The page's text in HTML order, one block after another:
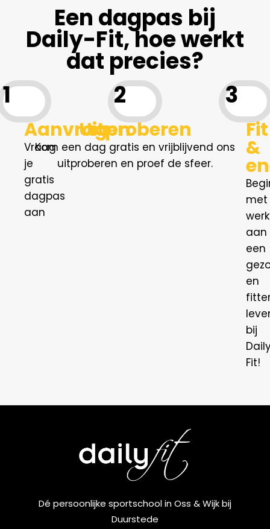
Een dagpas bij
Daily-Fit, hoe werkt
dat precies?
1
Aanvragen
Vraag
je
gratis
dagpas
aan
2
Uitproberen
Kom een dag gratis en vrijblijvend ons
uitproberen en proef de sfeer.
3
Fit
&
met
aan
een
en
bij
Fit!
Dé persoonlijke sportschool in Oss & Wijk bij
Duurstede